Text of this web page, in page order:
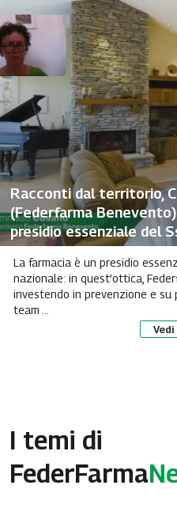
Racconti dal territorio,
(Federfarma
presidio essenziale del
La farmacia è un presidio
nazionale: in quest’ottica,
investendo in prevenzione e
team ...
I temi di
FederFarma